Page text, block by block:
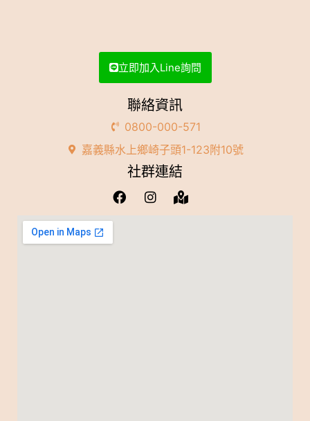
立即加入Line詢問
聯絡資訊
0800-000-571
嘉義縣水上鄉崎子頭1-123附10號
社群連結